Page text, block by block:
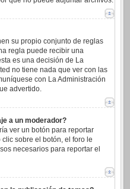
su propio conjunto de reglas
regla puede recibir una
es una decisión de La
no tiene nada que ver con las
con La Administración
advertido.
a un moderador?
ver un botón para reportar
sobre el botón, el foro le
necesarios para reportar el